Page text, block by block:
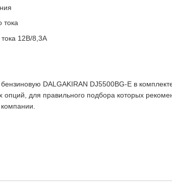
тока
тока 12В/8,3А
DALGAKIRAN DJ5500BG-E в
для правильного подбора которых